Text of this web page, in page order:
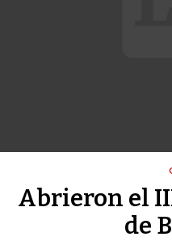
Abrieron el
de